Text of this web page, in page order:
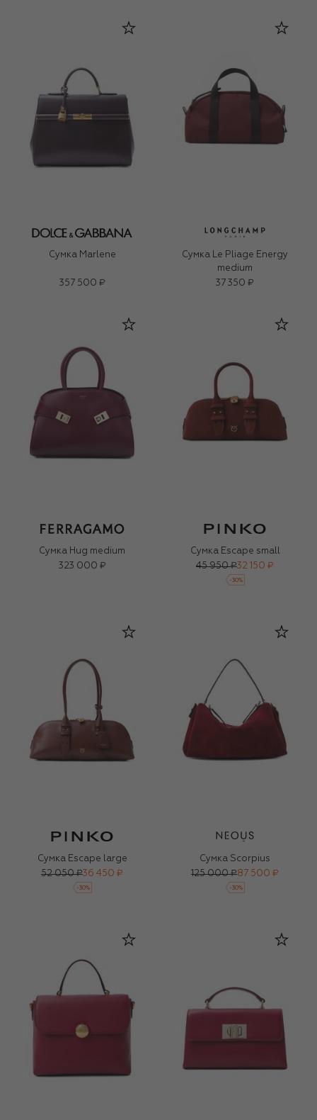
Сумка Marlene
357 500 ₽
Сумка Le Pliage Energy
medium
37 350 ₽
Сумка Hug medium
323 000 ₽
Сумка Escape small
45 950 ₽32 150 ₽
-30%
Сумка Escape large
52 050 ₽36 450 ₽
-30%
Сумка Scorpius
125 000 ₽87 500 ₽
-30%